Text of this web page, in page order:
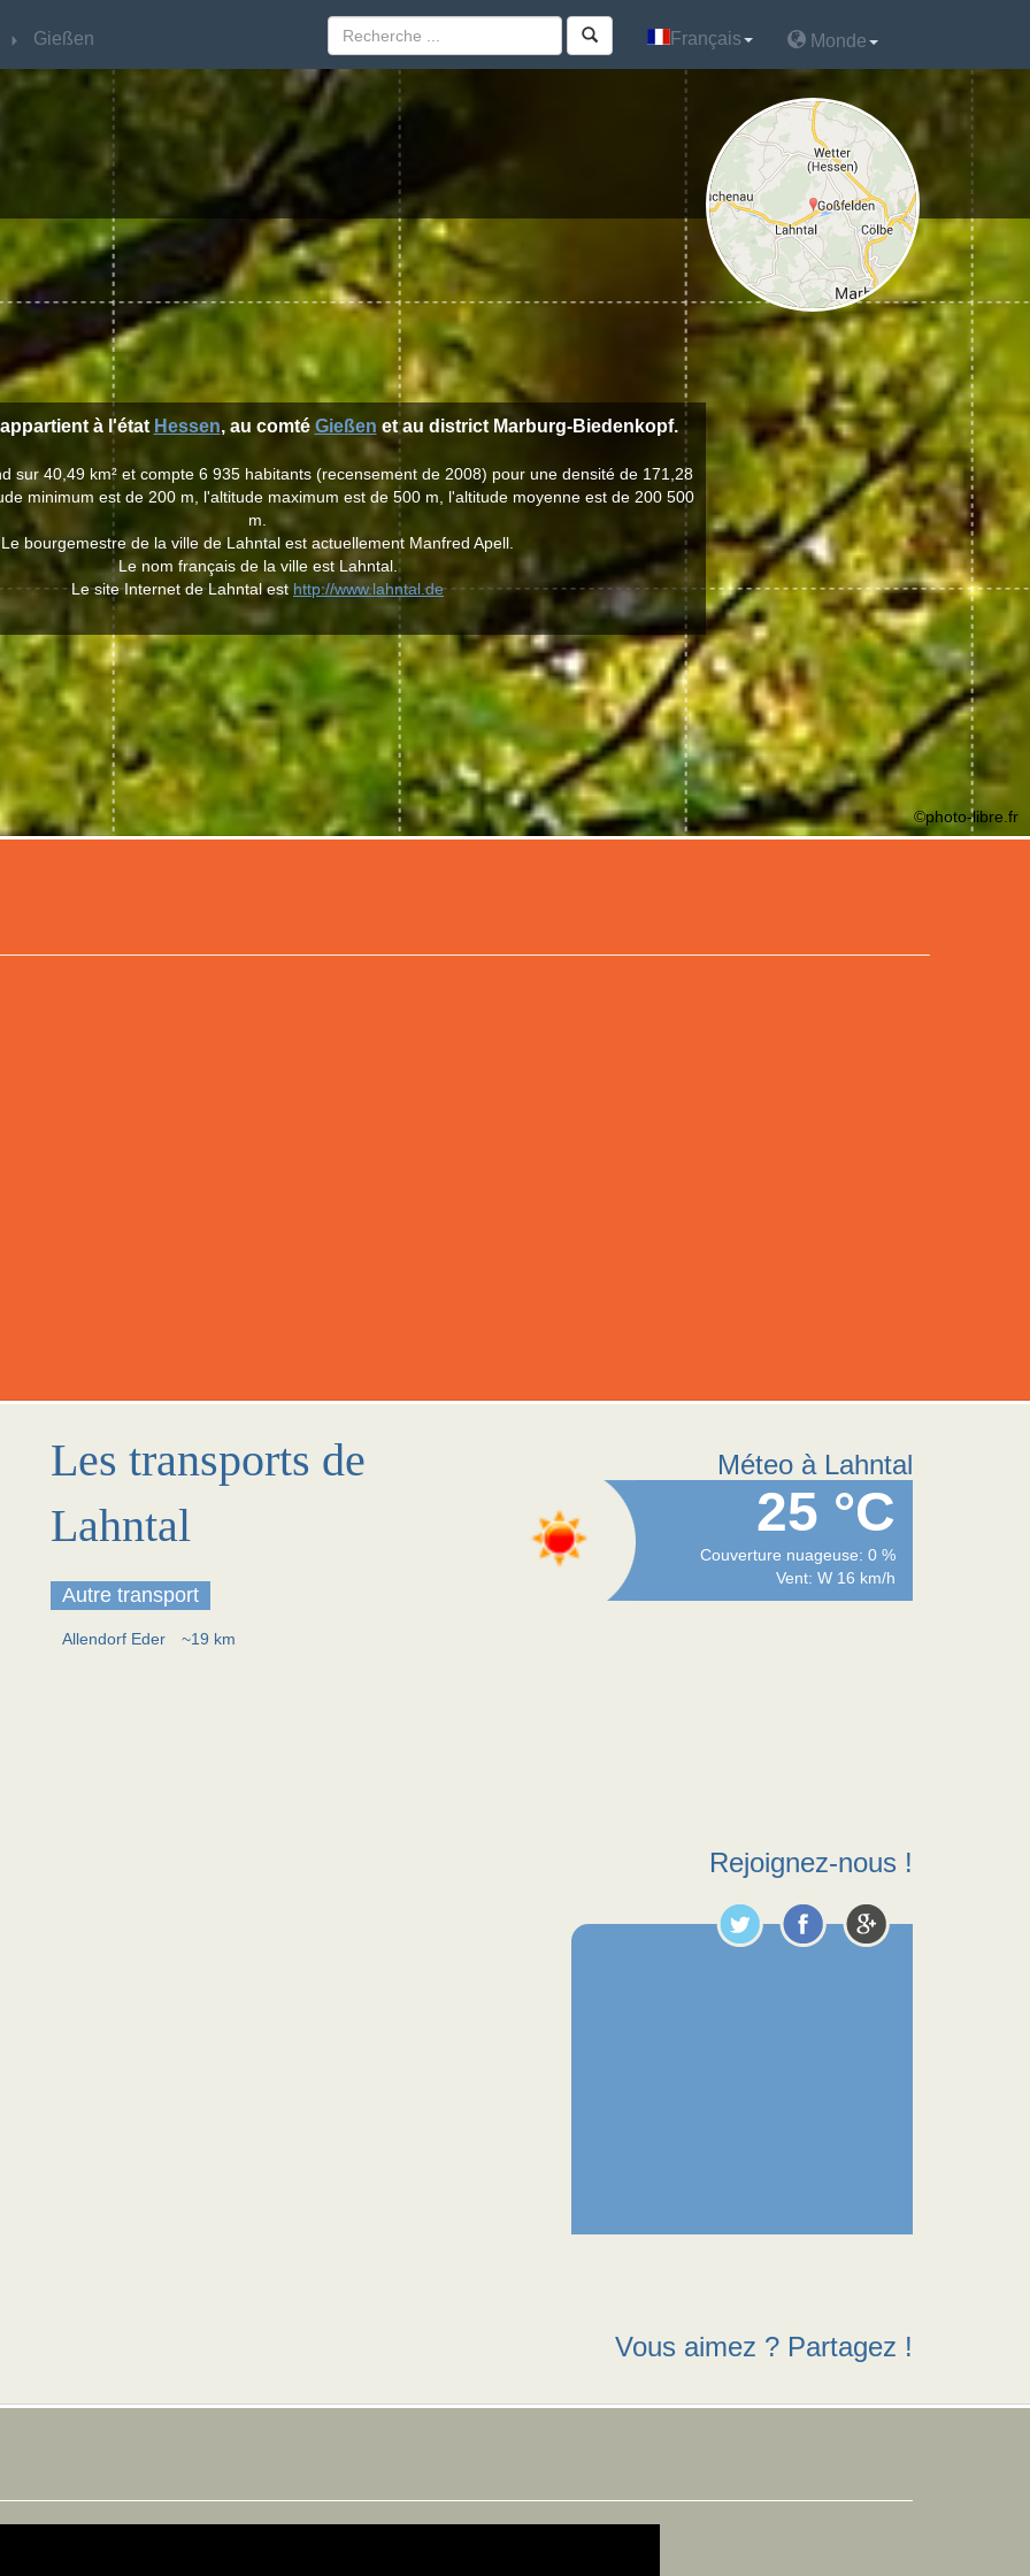
Gießen Français Monde
à l'état Hessen, au comté Gießen et au district Marburg-Biedenkopf.
sur 40,49 km² et compte 6 935 habitants (recensement de 2008) pour une densité de 171,28
minimum est de 200 m, l'altitude maximum est de 500 m, l'altitude moyenne est de 200 500
m.
Le bourgemestre de la ville de Lahntal est actuellement Manfred Apell.
Le nom français de la ville est Lahntal.
Le site Internet de Lahntal esthttp://www.lahntal.de
©photo-libre.fr
Les transports de
Lahntal
Autre transport
Allendorf Eder ~19 km
Méteo à Lahntal
25 °C
Couverture nuageuse: 0 %
Vent: W 16 km/h
Rejoignez-nous !
Vous aimez ? Partagez !
Gießen Français Monde